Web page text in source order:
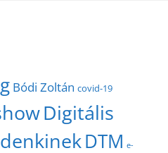
Bódi Zoltán covid-19
Digitális
DTM e-